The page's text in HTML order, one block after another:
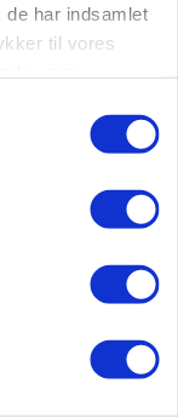
de har indsamlet
til vores